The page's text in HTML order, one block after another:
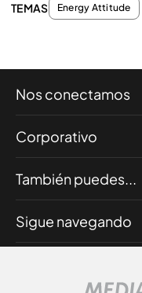
TEMAS Energy Attitude
Nos conectamos
Corporativo
También puedes...
Sigue navegando